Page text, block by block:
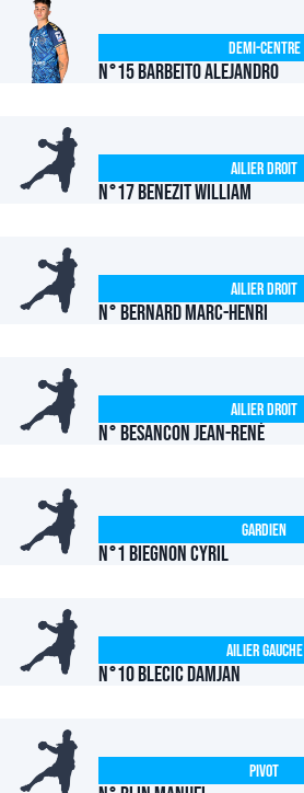
N°15 BARBEITO Alejandro
Demi-centre
N°17 BENEZIT William
Ailier Droit
N° BERNARD Marc-Henri
Ailier Droit
N° BESANCON Jean-René
Ailier Droit
N°1 BIEGNON Cyril
Gardien
N°10 BLECIC Damjan
Ailier Gauche
Pivot